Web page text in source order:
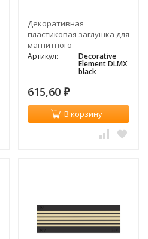
Декоративная
пластиковая заглушка для
магнитного
шинопровода, черный
Артикул: Decorative
Element DLMX
black
615,60 ₽
В корзину